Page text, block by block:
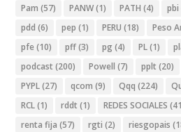
Pam (57) PANW(1) PATH (4) pbi
pdd (6) pep (1) PERU (18) Peso
pfe (10) pff(3) pg (4) PL(1)
podcast (200) Powell (7) pplt (20)
PYPL(27) qcom (9) Qqq (224)
RCL(1) rddt (1) REDES SOCIALES
renta fija (57) rgti (2) riesgopais